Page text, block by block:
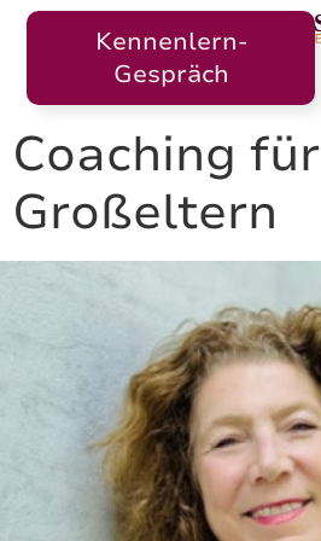
Kennenlern-
Gespräch
Coaching für
Großeltern